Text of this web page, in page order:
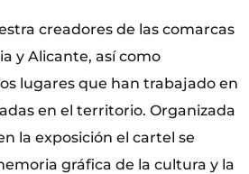
creadores de las comarcas
y Alicante, así como
lugares que han trabajado en
en el territorio. Organizada
la exposición el cartel se
gráfica de la cultura y la